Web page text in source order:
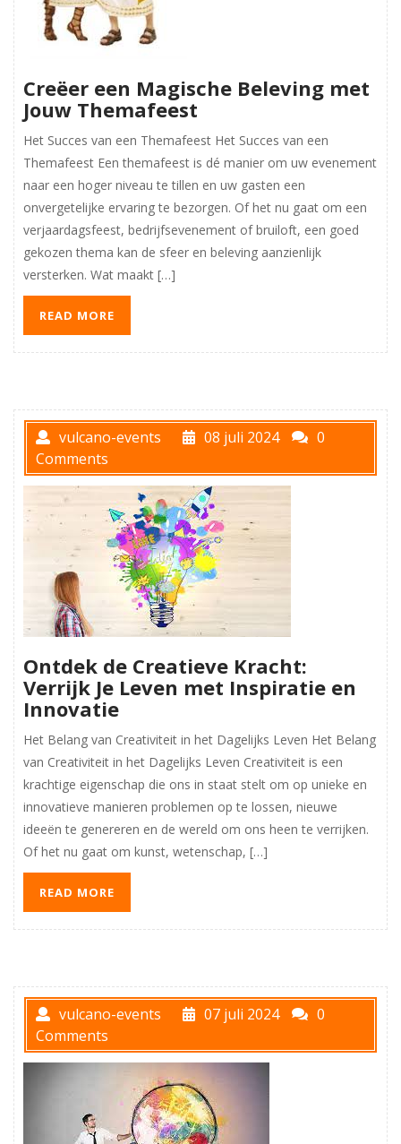
Creëer een Magische Beleving met
Jouw Themafeest
Het Succes van een Themafeest Het Succes van een
Themafeest Een themafeest is dé manier om uw evenement
naar een hoger niveau te tillen en uw gasten een
onvergetelijke ervaring te bezorgen. Of het nu gaat om een
verjaardagsfeest, bedrijfsevenement of bruiloft, een goed
gekozen thema kan de sfeer en beleving aanzienlijk
versterken. Wat maakt […]
READ MORE
vulcano-events 08 juli 2024
0
Comments
Ontdek de Creatieve Kracht:
Verrijk Je Leven met Inspiratie en
Innovatie
Het Belang van Creativiteit in het Dagelijks Leven Het Belang
van Creativiteit in het Dagelijks Leven Creativiteit is een
krachtige eigenschap die ons in staat stelt om op unieke en
innovatieve manieren problemen op te lossen, nieuwe
ideeën te genereren en de wereld om ons heen te verrijken.
Of het nu gaat om kunst, wetenschap, […]
READ MORE
vulcano-events 07 juli 2024
0
Comments